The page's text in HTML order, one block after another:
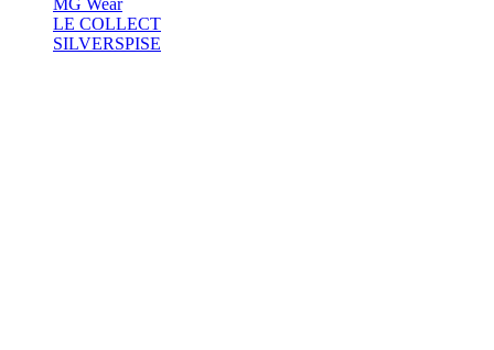
MG Wear
LE COLLECT
SILVERSPISE